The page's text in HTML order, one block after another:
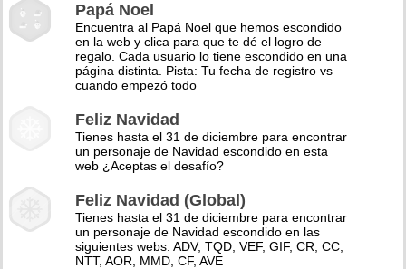
Papá Noel
Encuentra al Papá Noel que hemos escondido
en la web y clica para que te dé el logro de
regalo. Cada usuario lo tiene escondido en una
página distinta. Pista: Tu fecha de registro vs
cuando empezó todo
Feliz Navidad
Tienes hasta el 31 de diciembre para encontrar
un personaje de Navidad escondido en esta
web ¿Aceptas el desafío?
Feliz Navidad (Global)
Tienes hasta el 31 de diciembre para encontrar
un personaje de Navidad escondido en las
siguientes webs: ADV, TQD, VEF, GIF, CR, CC,
NTT, AOR, MMD, CF, AVE